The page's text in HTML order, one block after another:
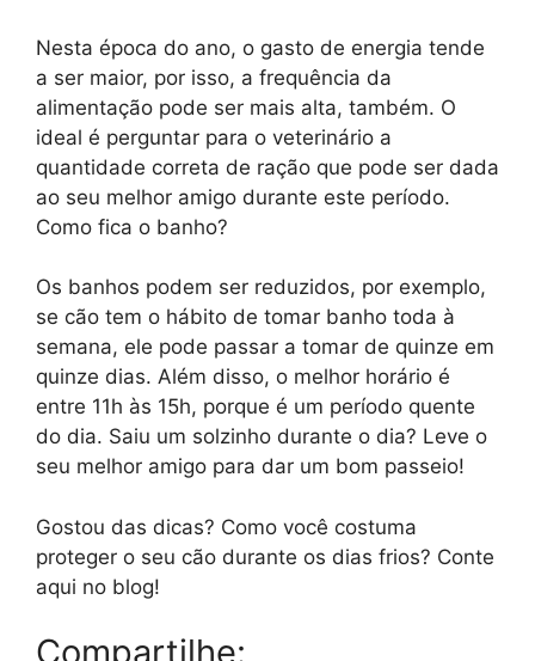
Nesta época do ano, o gasto de energia tende
a ser maior, por isso, a frequência da
alimentação pode ser mais alta, também. O
ideal é perguntar para o veterinário a
quantidade correta de ração que pode ser dada
ao seu melhor amigo durante este período.
Como fica o banho?
Os banhos podem ser reduzidos, por exemplo,
se cão tem o hábito de tomar banho toda à
semana, ele pode passar a tomar de quinze em
quinze dias. Além disso, o melhor horário é
entre 11h às 15h, porque é um período quente
do dia. Saiu um solzinho durante o dia? Leve o
seu melhor amigo para dar um bom passeio!
Gostou das dicas? Como você costuma
proteger o seu cão durante os dias frios? Conte
aqui no blog!
Compartilhe: